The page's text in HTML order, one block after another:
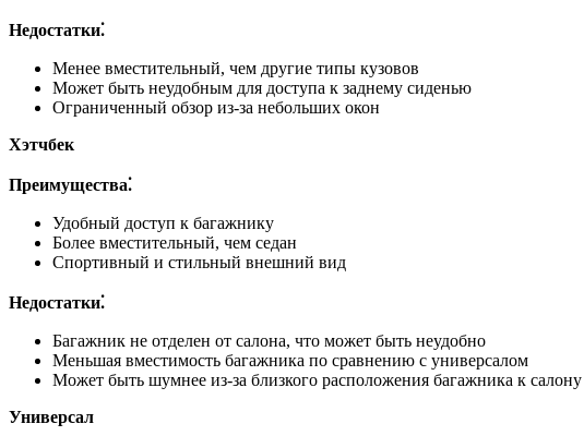
Недостатки⁚
Менее вместительный, чем другие типы кузовов
Может быть неудобным для доступа к заднему сиденью
Ограниченный обзор из-за небольших окон
Хэтчбек
Преимущества⁚
Удобный доступ к багажнику
Более вместительный, чем седан
Спортивный и стильный внешний вид
Недостатки⁚
Багажник не отделен от салона, что может быть неудобно
Меньшая вместимость багажника по сравнению с универсалом
Может быть шумнее из-за близкого расположения багажника к салону
Универсал